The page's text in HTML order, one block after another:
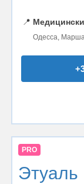
📍
Одесса,
PRO
Этуаль